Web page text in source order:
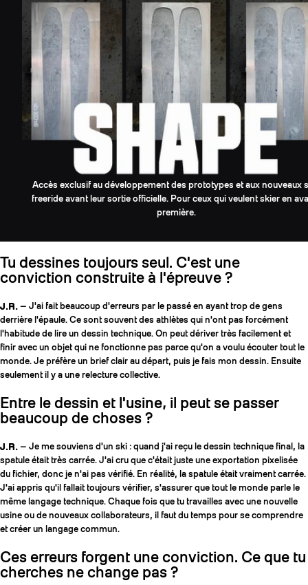
Accès exclusif au développement des prototypes et aux nouveaux
freeride avant leur sortie officielle. Pour ceux qui veulent skier en
première.
Tu dessines toujours seul. C'est une
conviction construite à l'épreuve ?
J.R. — J'ai fait beaucoup d'erreurs par le passé en ayant trop de gens
derrière l'épaule. Ce sont souvent des athlètes qui n'ont pas forcément
l'habitude de lire un dessin technique. On peut dériver très facilement et
finir avec un objet qui ne fonctionne pas parce qu'on a voulu écouter tout le
monde. Je préfère un brief clair au départ, puis je fais mon dessin. Ensuite
seulement il y a une relecture collective.
Entre le dessin et l'usine, il peut se passer
beaucoup de choses ?
J.R. — Je me souviens d'un ski : quand j'ai reçu le dessin technique final, la
spatule était très carrée. J'ai cru que c'était juste une exportation pixelisée
du fichier, donc je n'ai pas vérifié. En réalité, la spatule était vraiment carrée.
J'ai appris qu'il fallait toujours vérifier, s'assurer que tout le monde parle le
même langage technique. Chaque fois que tu travailles avec une nouvelle
usine ou de nouveaux collaborateurs, il faut du temps pour se comprendre
et créer un langage commun.
Ces erreurs forgent une conviction. Ce que tu
cherches ne change pas ?